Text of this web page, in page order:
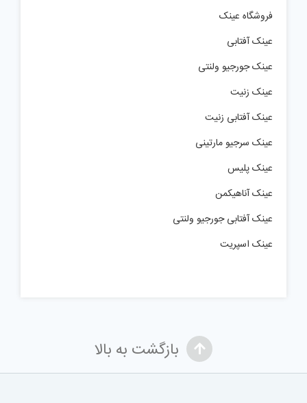
فروشگاه عینک
عینک آفتابی
عینک جورجیو ولنتی
عینک زنیت
عینک آفتابی زنیت
عینک سرجیو مارتینی
عینک پلیس
عینک آناهیکمن
عینک آفتابی جورجیو ولنتی
عینک اسپریت
بازگشت به بالا